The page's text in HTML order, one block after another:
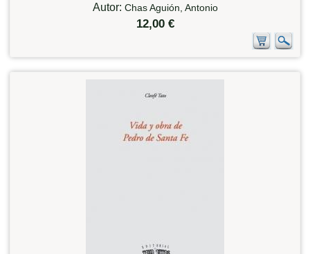
Autor: Chas Aguión, Antonio
12,00 €